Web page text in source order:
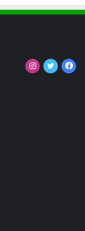
Twitter
Instagram